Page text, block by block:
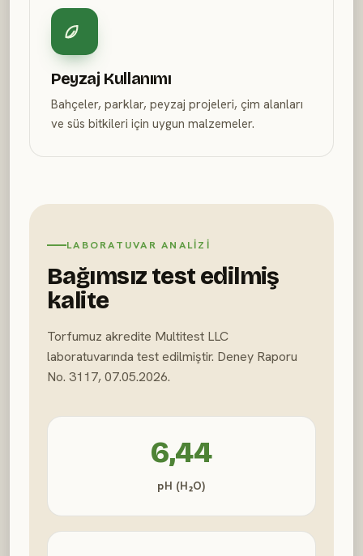
Peyzaj Kullanımı
Bahçeler, parklar, peyzaj projeleri, çim alanları
ve süs bitkileri için uygun malzemeler.
LABORATUVAR ANALIZI
Bağımsız test edilmiş
kalite
Torfumuz akredite Multitest LLC
laboratuvarında test edilmiştir. Deney Raporu
No. 3117, 07.05.2026.
6,44
pH (H₂O)